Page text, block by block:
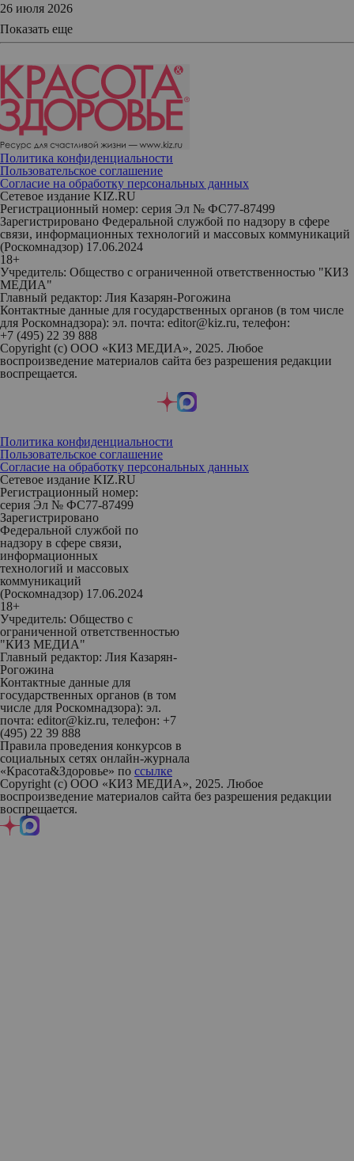
26 июля 2026
Показать еще
Политика конфиденциальности
Пользовательское соглашение
Согласие на обработку персональных данных
Сетевое издание KIZ.RU
Регистрационный номер: серия Эл № ФС77-87499
Зарегистрировано Федеральной службой по надзору в сфере
связи, информационных технологий и массовых коммуникаций
(Роскомнадзор) 17.06.2024
18+
Учредитель: Общество с ограниченной ответственностью "КИЗ
МЕДИА"
Главный редактор: Лия Казарян-Рогожина
Контактные данные для государственных органов (в том числе
для Роскомнадзора): эл. почта: editor@kiz.ru, телефон:
+7 (495) 22 39 888
Copyright (с) ООО «КИЗ МЕДИА», 2025. Любое
воспроизведение материалов сайта без разрешения редакции
воспрещается.
Политика конфиденциальности
Пользовательское соглашение
Согласие на обработку персональных данных
Сетевое издание KIZ.RU
Регистрационный номер:
серия Эл № ФС77-87499
Зарегистрировано
Федеральной службой по
надзору в сфере связи,
информационных
технологий и массовых
коммуникаций
(Роскомнадзор) 17.06.2024
18+
Учредитель: Общество с
ограниченной ответственностью
"КИЗ МЕДИА"
Главный редактор: Лия Казарян-
Рогожина
Контактные данные для
государственных органов (в том
числе для Роскомнадзора): эл.
почта: editor@kiz.ru, телефон: +7
(495) 22 39 888
Правила проведения конкурсов в
социальных сетях онлайн-журнала
«Красота&Здоровье» по ссылке
Copyright (с) ООО «КИЗ МЕДИА», 2025. Любое
воспроизведение материалов сайта без разрешения редакции
воспрещается.